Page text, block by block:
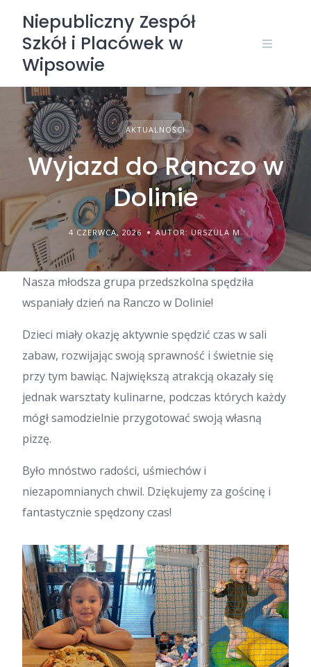
content
Niepubliczny Zespół
Szkół i Placówek w
Wipsowie
AKTUALNOŚCI
Wyjazd do Ranczo w
Dolinie
4 CZERWCA, 2026 AUTOR: URSZULA M.
Nasza młodsza grupa przedszkolna spędziła
wspaniały dzień na Ranczo w Dolinie!
Dzieci miały okazję aktywnie spędzić czas w sali
zabaw, rozwijając swoją sprawność i świetnie się
przy tym bawiąc. Największą atrakcją okazały się
jednak warsztaty kulinarne, podczas których każdy
mógł samodzielnie przygotować swoją własną
pizzę.
Było mnóstwo radości, uśmiechów i
niezapomnianych chwil. Dziękujemy za gościnę i
fantastycznie spędzony czas!